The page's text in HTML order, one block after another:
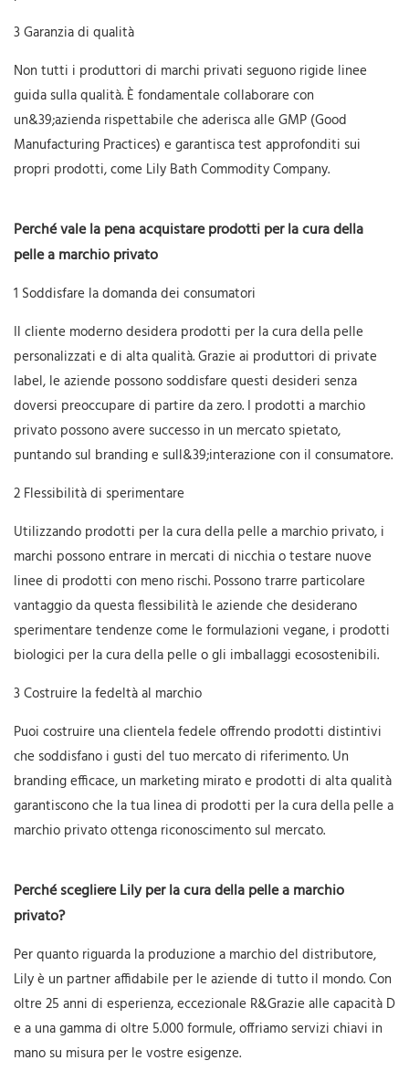
3 Garanzia di qualità
Non tutti i produttori di marchi privati ​​seguono rigide linee
guida sulla qualità. È fondamentale collaborare con
un&39;azienda rispettabile che aderisca alle GMP (Good
Manufacturing Practices) e garantisca test approfonditi sui
propri prodotti, come Lily Bath Commodity Company.
Perché vale la pena acquistare prodotti per la cura della
pelle a marchio privato
1 Soddisfare la domanda dei consumatori
Il cliente moderno desidera prodotti per la cura della pelle
personalizzati e di alta qualità. Grazie ai produttori di private
label, le aziende possono soddisfare questi desideri senza
doversi preoccupare di partire da zero. I prodotti a marchio
privato possono avere successo in un mercato spietato,
puntando sul branding e sull&39;interazione con il consumatore.
2 Flessibilità di sperimentare
Utilizzando prodotti per la cura della pelle a marchio privato, i
marchi possono entrare in mercati di nicchia o testare nuove
linee di prodotti con meno rischi. Possono trarre particolare
vantaggio da questa flessibilità le aziende che desiderano
sperimentare tendenze come le formulazioni vegane, i prodotti
biologici per la cura della pelle o gli imballaggi ecosostenibili.
3 Costruire la fedeltà al marchio
Puoi costruire una clientela fedele offrendo prodotti distintivi
che soddisfano i gusti del tuo mercato di riferimento. Un
branding efficace, un marketing mirato e prodotti di alta qualità
garantiscono che la tua linea di prodotti per la cura della pelle a
marchio privato ottenga riconoscimento sul mercato.
Perché scegliere Lily per la cura della pelle a marchio
privato?
Per quanto riguarda la produzione a marchio del distributore,
Lily è un partner affidabile per le aziende di tutto il mondo. Con
oltre 25 anni di esperienza, eccezionale R&Grazie alle capacità D
e a una gamma di oltre 5.000 formule, offriamo servizi chiavi in ​​
mano su misura per le vostre esigenze.